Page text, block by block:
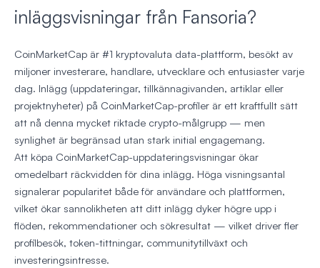
inläggsvisningar från Fansoria?
CoinMarketCap är #1 kryptovaluta data-plattform, besökt av
miljoner investerare, handlare, utvecklare och entusiaster varje
dag. Inlägg (uppdateringar, tillkännagivanden, artiklar eller
projektnyheter) på CoinMarketCap-profiler är ett kraftfullt sätt
att nå denna mycket riktade crypto-målgrupp — men
synlighet är begränsad utan stark initial engagemang.
Att köpa CoinMarketCap-uppdateringsvisningar ökar
omedelbart räckvidden för dina inlägg. Höga visningsantal
signalerar popularitet både för användare och plattformen,
vilket ökar sannolikheten att ditt inlägg dyker högre upp i
flöden, rekommendationer och sökresultat — vilket driver fler
profilbesök, token-tittningar, communitytillväxt och
investeringsintresse.